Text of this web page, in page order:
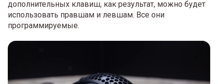
дополнительных клавиш, как результат, можно будет
использовать правшам и левшам. Все они
программируемые.